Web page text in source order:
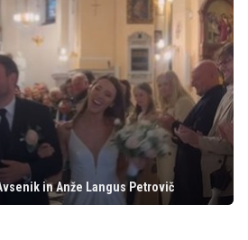
in Anže Langus Petrovič